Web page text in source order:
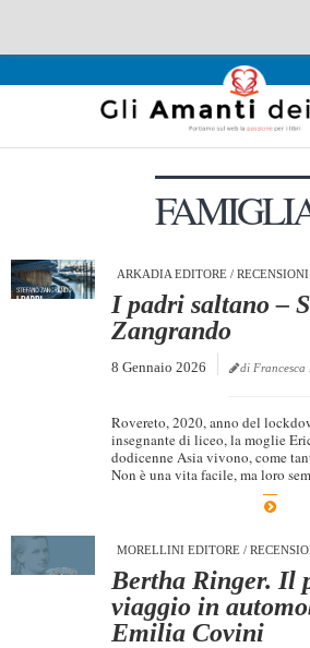
Recensioni
Interviste & Incontri
Chi siamo
Rassegna Stampa
ARKADIA EDITORE/ RECENSIONI
I padri saltano –
Zangrando
8 Gennaio 2026 di Francesca
Rovereto, 2020, anno del
insegnante di liceo, la moglie
dodicenne Asia vivono, come
Non è una vita facile, ma loro
MORELLINI EDITORE/
Bertha Ringer. Il
viaggio in
Emilia Covini